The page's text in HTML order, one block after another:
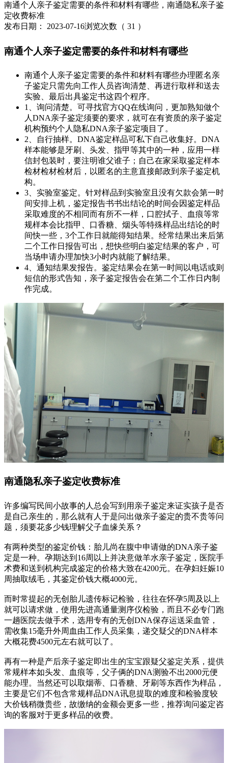
南通个人亲子鉴定需要的条件和材料有哪些，南通隐私亲子鉴
定收费标准
发布日期：
2023-07-16浏览次数（ 31 ）
南通个人亲子鉴定需要的条件和材料有哪些
南通个人亲子鉴定需要的条件和材料有哪些办理匿名亲
子鉴定只需先向工作人员咨询清楚、再进行取样和送去
实验、最后出具鉴定书这四个程序。
1、询问清楚。可寻找官方QQ在线询问，更加熟知做个
人DNA亲子鉴定须要的要求，就可在有资质的亲子鉴定
机构预约个人隐私DNA亲子鉴定项目了。
2、自行抽样。DNA鉴定样品可私下自己收集好。DNA
样本能够是牙刷、头发、指甲等其中的一种，应用一样
信封包装时，要注明谁父谁子；自己在家采取鉴定样本
检材检材检材后，以匿名的主意直接邮政到亲子鉴定机
构。
3、实验室鉴定。针对样品到实验室且没有欠款会第一时
间安排上机，鉴定报告书书出结论的时间会因鉴定样品
采取难度的不相同而有所不一样，口腔拭子、血痕等常
规样本会比指甲、口香糖、烟头等特殊样品出结论的时
间快一些，3个工作日就能得知结果。经常结果出来后第
二个工作日报告可出，想快些明白鉴定结果的客户，可
当场申请办理加快3小时内就能了解结果。
4、通知结果发报告。鉴定结果会在第一时间以电话或则
短信的形式告知，亲子鉴定报告会在第二个工作日内制
作完成。
南通隐私亲子鉴定收费标准
许多编写民间小故事的人总会写到用亲子鉴定来证实孩子是否
是自己亲生的，那么就有人于是问出做亲子鉴定的贵不贵等问
题，须要花多少钱理解父子血缘关系？
有两种类型的鉴定价钱：胎儿尚在腹中申请做的DNA亲子鉴
定是一种。孕期达到16周以上并决意做羊水亲子鉴定，医院手
术费和送到机构完成鉴定的价格大致在4200元。在孕妇妊娠10
周抽取绒毛，其鉴定价钱大概4000元。
而时常提起的无创胎儿遗传标记检验，往往在怀孕5周及以上
就可以请求做，使用先进高通量测序仪检验，而且不必专门跑
一趟医院去做手术，选用专有的无创DNA保存运送采血管，
需收集15毫升外周血由工作人员采集，递交疑父的DNA样本
大概花费4500元左右就可以了。
再有一种是产后亲子鉴定即出生的宝宝跟疑父鉴定关系，提供
常规样本如头发、血痕等，父子俩的DNA测验不出2000元便
能办理。当然还可以取烟蒂、口香糖、牙刷等东西作为样品，
主要是它们不包含常规样品DNA讯息提取的难度和检验度较
大价钱稍微贵些，故缴纳的金额会更多一些，推荐询问鉴定咨
询的客服对于更多样品的收费。